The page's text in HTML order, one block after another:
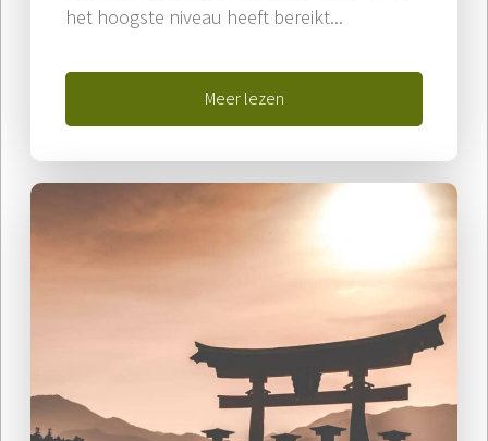
het hoogste niveau heeft bereikt...
Meer lezen